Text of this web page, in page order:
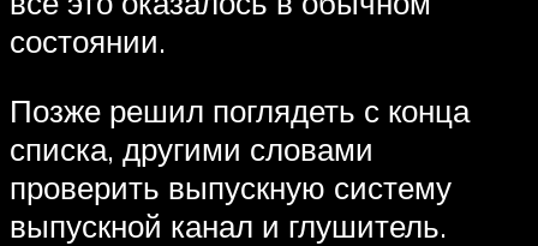
состоянии.
Позже решил поглядеть с конца
списка, другими словами
проверить выпускную систему
выпускной канал и глушитель.